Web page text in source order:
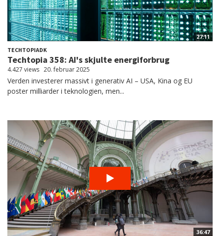
27:11
TECHTOPIADK
Techtopia 358: AI's skjulte energiforbrug
4.427 views 20. februar 2025
Verden investerer massivt i generativ AI – USA, Kina og EU
poster milliarder i teknologien, men...
36:47